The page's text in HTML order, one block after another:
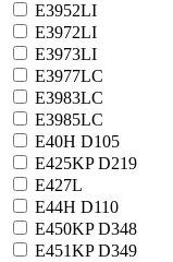
E3952LI
E3972LI
E3973LI
E3977LC
E3983LC
E3985LC
E40H D105
E425KP D219
E427L
E44H D110
E450KP D348
E451KP D349